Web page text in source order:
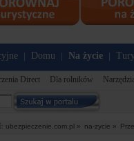
Domu Na życie
Direct Dla rolników
ubezpieczenie.com.pl » na-zycie »